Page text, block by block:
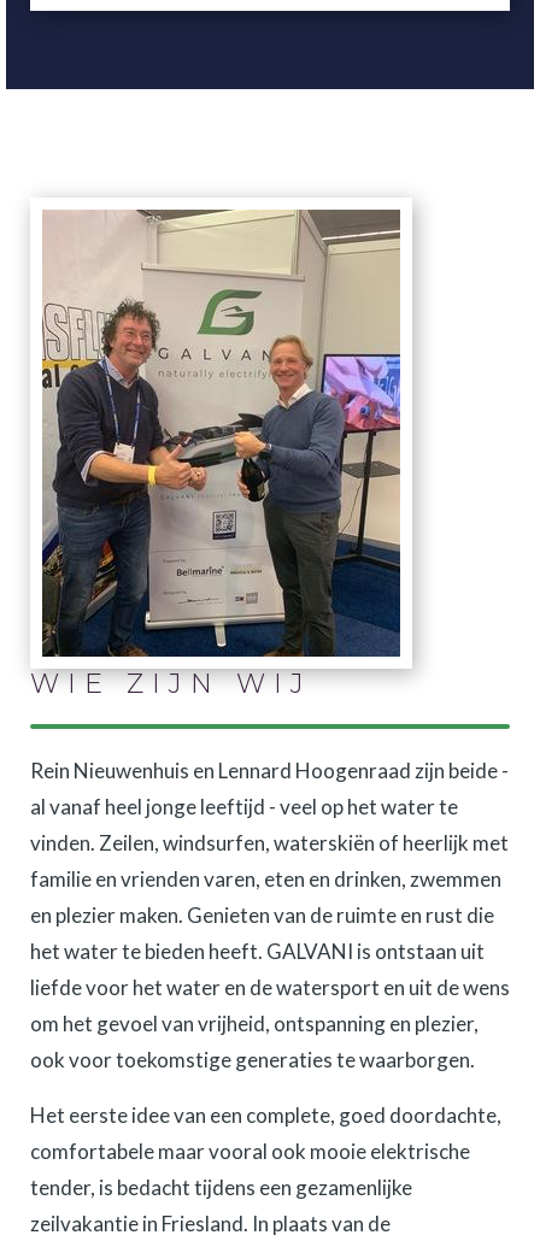
WIE ZIJN WIJ
Rein Nieuwenhuis en Lennard Hoogenraad zijn beide -
al vanaf heel jonge leeftijd - veel op het water te
vinden. Zeilen, windsurfen, waterskiën of heerlijk met
familie en vrienden varen, eten en drinken, zwemmen
en plezier maken. Genieten van de ruimte en rust die
het water te bieden heeft. GALVANI is ontstaan uit
liefde voor het water en de watersport en uit de wens
om het gevoel van vrijheid, ontspanning en plezier,
ook voor toekomstige generaties te waarborgen.
Het eerste idee van een complete, goed doordachte,
comfortabele maar vooral ook mooie elektrische
tender, is bedacht tijdens een gezamenlijke
zeilvakantie in Friesland. In plaats van de